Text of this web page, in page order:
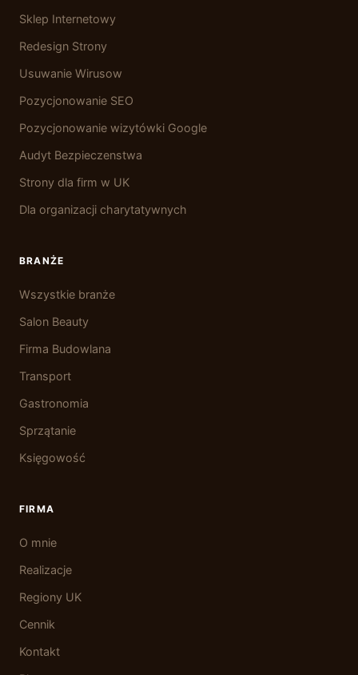
Sklep Internetowy
Redesign Strony
Usuwanie Wirusow
Pozycjonowanie SEO
Pozycjonowanie wizytówki Google
Audyt Bezpieczenstwa
Strony dla firm w UK
Dla organizacji charytatywnych
BRANŻE
Wszystkie branże
Salon Beauty
Firma Budowlana
Transport
Gastronomia
Sprzątanie
Księgowość
FIRMA
O mnie
Realizacje
Regiony UK
Cennik
Kontakt